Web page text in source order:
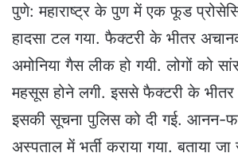
a
n
e
a
i
पुणे: महाराष्ट्र के पुण में एक फूड
हादसा टल गया. फैक्टरी के भीतर
अमोनिया गैस लीक हो गयी. लोगों को
महसूस होने लगी. इससे फैक्टरी के
इसकी सूचना पुलिस को दी गई. आनन-
अस्पताल में भर्ती कराया गया. बताया